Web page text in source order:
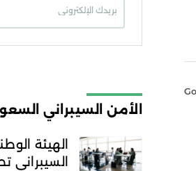
الخصوصية
الأمن السيبراني
الهيئة
السيبراني